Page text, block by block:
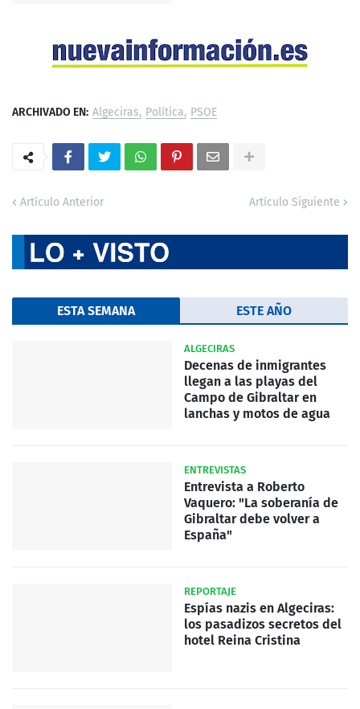
ARCHIVADO EN: Algeciras Política PSOE
Artículo Anterior Artículo Siguiente
ESTA SEMANA ESTE AÑO
ALGECIRAS
Decenas de inmigrantes
llegan a las playas del
Campo de Gibraltar en
lanchas y motos de agua
ENTREVISTAS
Entrevista a Roberto
Vaquero: "La soberanía de
Gibraltar debe volver a
España"
REPORTAJE
Espías nazis en Algeciras:
los pasadizos secretos del
hotel Reina Cristina